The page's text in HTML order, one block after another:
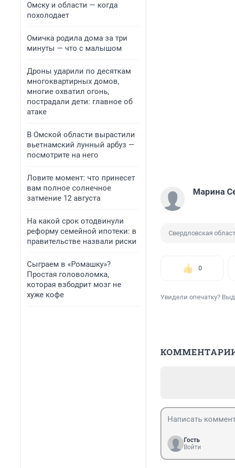
Омску и области — когда
похолодает
Омичка родила дома за три
минуты — что с малышом
Дроны ударили по десяткам
многоквартирных домов,
многие охватил огонь,
пострадали дети: главное об
атаке
В Омской области вырастили
вьетнамский лунный арбуз —
посмотрите на него
Ловите момент: что принесет
вам полное солнечное
затмение 12 августа
На какой срок отодвинули
реформу семейной ипотеки: в
правительстве назвали риски
Сыграем в «Ромашку»?
Простая головоломка,
которая взбодрит мозг не
хуже кофе
Марина
Свердловская
0
Увидели опечатку?
Гость
Войти